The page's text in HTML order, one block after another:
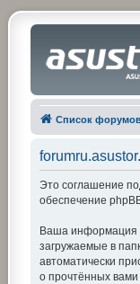
Список
Это соглашение
обеспечение
Ваша информация
загружаемые в
автоматически
о прочтённых